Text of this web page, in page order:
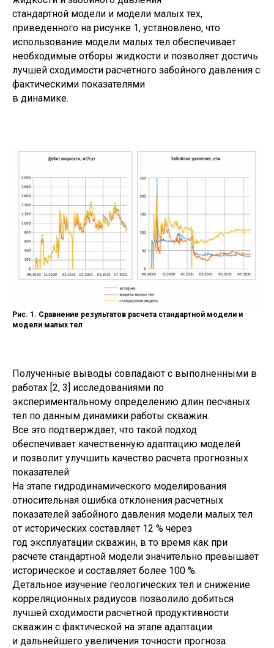
стандартной модели и модели малых тех,
приведенного на рисунке 1, установлено, что
использование модели малых тел обеспечивает
необходимые отборы жидкости и позволяет достичь
лучшей сходимости расчетного забойного давления с
фактическими показателями
в динамике.
Рис. 1. Сравнение результатов расчета стандартной модели и
модели малых тел
Полученные выводы совпадают с выполненными в
работах [2, 3] исследованиями по
экспериментальному определению длин песчаных
тел по данным динамики работы скважин.
Все это подтверждает, что такой подход
обеспечивает качественную адаптацию моделей
и позволит улучшить качество расчета прогнозных
показателей.
На этапе гидродинамического моделирования
относительная ошибка отклонения расчетных
показателей забойного давления модели малых тел
от исторических составляет 12 % через
год эксплуатации скважин, в то время как при
расчете стандартной модели значительно превышает
историческое и составляет более 100 %.
Детальное изучение геологических тел и снижение
корреляционных радиусов позволило добиться
лучшей сходимости расчетной продуктивности
скважин с фактической на этапе адаптации
и дальнейшего увеличения точности прогноза.